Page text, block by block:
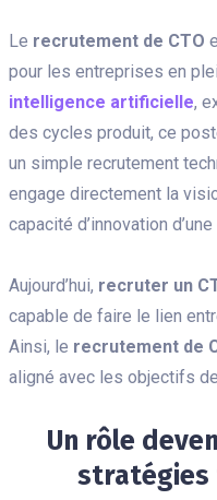
Le recrutement de CTO
pour les entreprises en
intelligence artificielle,
des cycles produit, ce
un simple recrutement
engage directement la
capacité d’innovation
Aujourd’hui, recruter un
capable de faire le lien
Ainsi, le recrutement de
aligné avec les objectifs
Un rôle
stratégies